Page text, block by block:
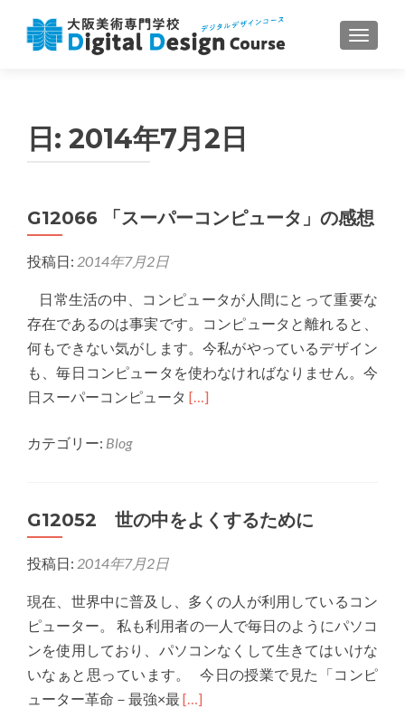
ナビゲ
日: 2014年7月2日
G12066 「スーパーコンピュータ」の感想
投稿日: 2014年7月2日
日常生活の中、コンピュータが人間にとって重要な
存在であるのは事実です。コンピュータと離れると、
何もできない気がします。今私がやっているデザイン
も、毎日コンピュータを使わなければなりません。今
日スーパーコンピュータ Read
ー
コ
[…]
カテゴリー: Blog
G12052 世の中をよくするために
投稿日: 2014年7月2日
現在、世界中に普及し、多くの人が利用しているコン
ピューター。 私も利用者の一人で毎日のようにパソコ
ンを使用しており、パソコンなくして生きてはいけな
いなぁと思っています。 今日の授業で見た「コンピ
ューター革命－最強×最 Read
[…]